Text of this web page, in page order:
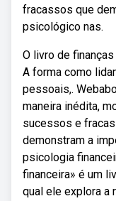
fracassos que
psicológico nas.
O livro de
A forma como
pessoais,.
maneira inédita,
sucessos e
demonstram a
psicologia
financeira» é um
qual ele explora a